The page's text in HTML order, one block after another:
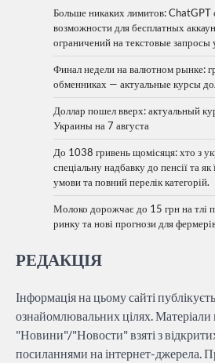
Больше никаких лимитов: ChatGPT
возможности для бесплатных
ограничений на текстовые запросы
Финал недели на валютном рынке:
обменниках — актуальные курсы
Доллар пошел вверх: актуальный
Украины на 7 августа
До 1038 гривень щомісяця: хто з
спеціальну надбавку до пенсії та
умови та повний перелік категорій.
Молоко дорожчає до 15 грн на тлі
ринку та нові прогнози для
РЕДАКЦІЯ
Інформація на цьому сайті
ознайомлювальних цілях. Матеріали
"Новини"/"Новости" взяті з
посиланнями на інтернет-джерела.